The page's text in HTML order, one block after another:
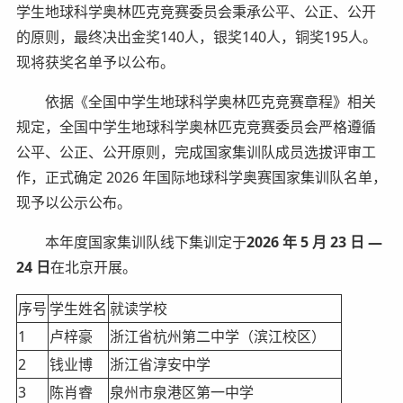
学生地球科学奥林匹克竞赛委员会秉承公平、公正、公开
的原则，最终决出金奖140人，银奖140人，铜奖195人。
现将获奖名单予以公布。
依据《全国中学生地球科学奥林匹克竞赛章程》相关
规定，全国中学生地球科学奥林匹克竞赛委员会严格遵循
公平、公正、公开原则，完成国家集训队成员选拔评审工
作，正式确定 2026 年国际地球科学奥赛国家集训队名单，
现予以公示公布。
本年度国家集训队线下集训定于2026 年 5 月 23 日 —
24 日在北京开展。
序号 学生姓名 就读学校
1
卢梓豪
浙江省杭州第二中学（滨江校区）
2
钱业博
浙江省淳安中学
3
陈肖睿
泉州市泉港区第一中学